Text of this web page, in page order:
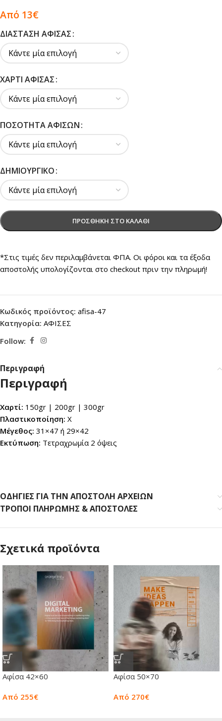
Από 13€
ΔΙΆΣΤΑΣΗ ΑΦΊΣΑΣ
ΧΑΡΤΊ ΑΦΊΣΑΣ
ΠΟΣΌΤΗΤΑ ΑΦΙΣΏΝ
ΔΗΜΙΟΥΡΓΙΚΌ
ΠΡΟΣΘΉΚΗ ΣΤΟ ΚΑΛΆΘΙ
*Στις τιμές δεν περιλαμβάνεται ΦΠΑ. Οι φόροι και τα έξοδα
αποστολής υπολογίζονται στο checkout πριν την πληρωμή!
Κωδικός προϊόντος: afisa-47
Κατηγορία: ΑΦΙΣΕΣ
Follow:
Περιγραφή
Περιγραφή
Χαρτί: 150gr | 200gr | 300gr
Πλαστικοποίηση: Χ
Μέγεθος: 31×47 ή 29×42
Εκτύπωση: Τετραχρωμία 2 όψεις
ΟΔΗΓΙΕΣ ΓΙΑ ΤΗΝ ΑΠΟΣΤΟΛΗ ΑΡΧΕΙΩΝ
ΤΡΟΠΟΙ ΠΛΗΡΩΜΗΣ & ΑΠΟΣΤΟΛΕΣ
Σχετικά προϊόντα
Αφίσα 42×60
Από 255€
Αφίσα 50×70
Από 270€